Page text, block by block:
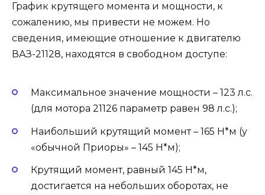
График крутящего момента и мощности, к
сожалению, мы привести не можем. Но
сведения, имеющие отношение к двигателю
ВАЗ-21128, находятся в свободном доступе:
Максимальное значение мощности – 123 л.с.
(для мотора 21126 параметр равен 98 л.с.);
Наибольший крутящий момент – 165 Н*м (у
«обычной Приоры» – 145 Н*м);
Крутящий момент, равный 145 Н*м,
достигается на небольших оборотах, не